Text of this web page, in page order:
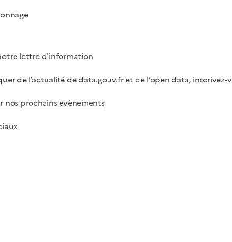
lettre d'information
de l’actualité de data.gouv.fr et de l’open data,
nos prochains évènements